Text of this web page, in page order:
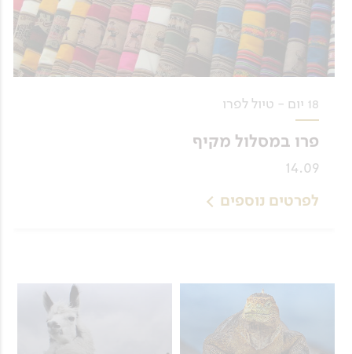
18 יום - טיול לפרו
פרו במסלול מקיף
14.09
לפרטים נוספים